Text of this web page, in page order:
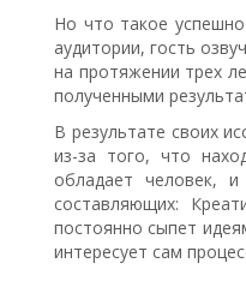
Но что такое
аудитории, гость
на протяжении трех
полученными
В результате своих
из-за того, что
обладает человек,
составляющих:
постоянно сыпет
интересует сам